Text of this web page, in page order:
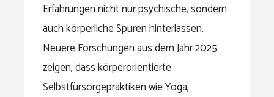
Erfahrungen nicht nur psychische, sondern
auch körperliche Spuren hinterlassen.
Neuere Forschungen aus dem Jahr 2025
zeigen, dass körperorientierte
Selbstfürsorgepraktiken wie Yoga,